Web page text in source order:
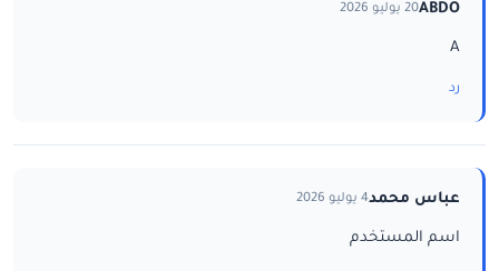
ABDO20 يوليو 2026
A
رد
عباس محمد4 يوليو 2026
اسم المستخدم